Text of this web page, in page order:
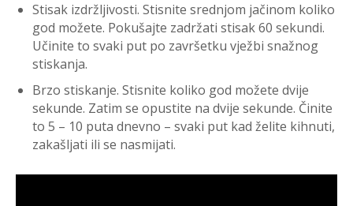
Stisak izdržljivosti. Stisnite srednjom jačinom koliko
god možete. Pokušajte zadržati stisak 60 sekundi.
Učinite to svaki put po završetku vježbi snažnog
stiskanja.
Brzo stiskanje. Stisnite koliko god možete dvije
sekunde. Zatim se opustite na dvije sekunde. Činite
to 5 – 10 puta dnevno – svaki put kad želite kihnuti,
zakašljati ili se nasmijati.